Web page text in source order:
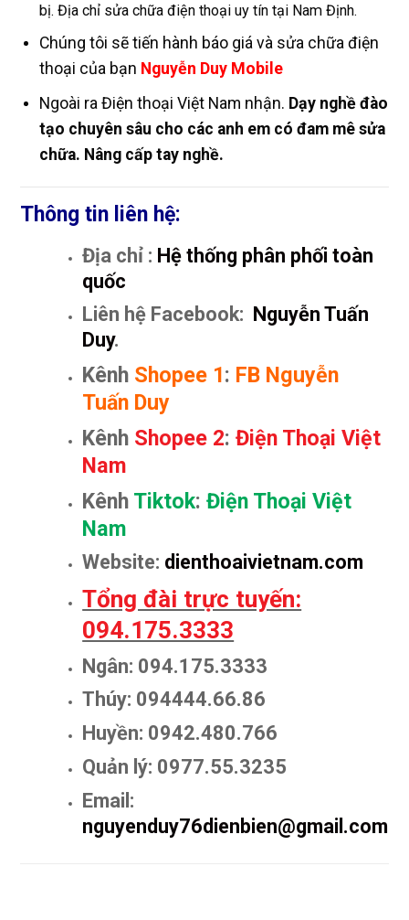
bị. Địa chỉ sửa chữa điện thoại uy tín tại Nam Định.
Chúng tôi sẽ tiến hành báo giá và sửa chữa điện
thoại của bạn Nguyễn Duy Mobile
Ngoài ra Điện thoại Việt Nam nhận. Dạy nghề đào
tạo chuyên sâu cho các anh em có đam mê sửa
chữa. Nâng cấp tay nghề.
Thông tin liên hệ:
Địa chỉ : Hệ thống phân phối toàn
quốc
Liên hệ Facebook: Nguyễn Tuấn
Duy.
Kênh Shopee 1: FB Nguyễn
Tuấn Duy
Kênh Shopee 2:Điện Thoại Việt
Nam
Kênh Tiktok:Điện Thoại Việt
Nam
Website: dienthoaivietnam.com
Tổng đài trực tuyến:
094.175.3333
Ngân: 094.175.3333
Thúy: 094444.66.86
Huyền: 0942.480.766
Quản lý: 0977.55.3235
Email:
nguyenduy76dienbien@gmail.com